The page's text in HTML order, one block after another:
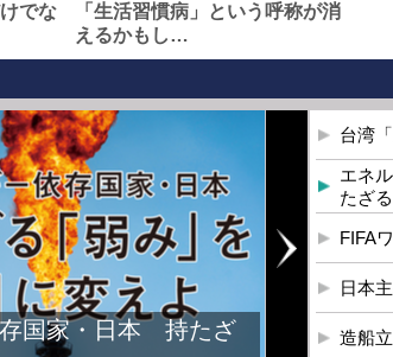
でな
「生活習慣病」という呼称が消
えるかもし…
ップ2026
台湾
エネ
たざ
FIFA
日本
造船